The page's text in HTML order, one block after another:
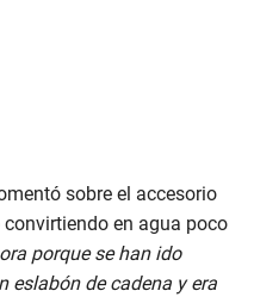
sobre el accesorio
en agua poco
porque se han ido
eslabón de cadena y era